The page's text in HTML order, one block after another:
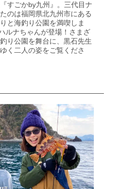
すごかby九州』。三代目ナ
のは福岡県北九州市にある
と海釣り公園を満喫しま
ルナちゃんが登場！さまざ
り公園を舞台に、黒石先生
く二人の姿をご覧くださ